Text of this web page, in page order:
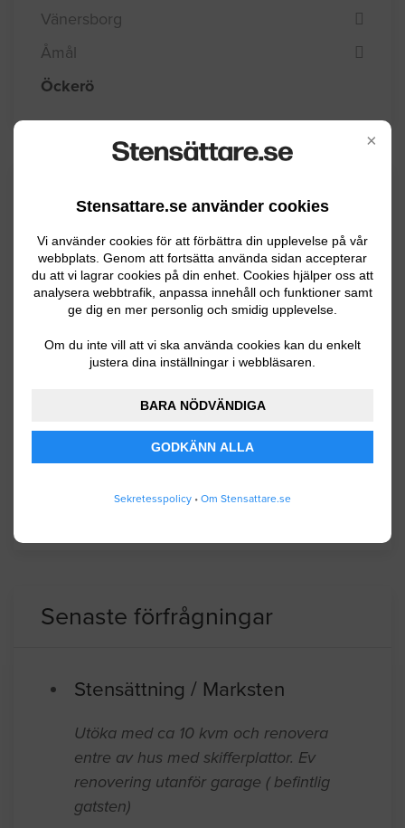
×
Stensattare.se använder cookies
Vi använder cookies för att förbättra din upplevelse på vår
webbplats. Genom att fortsätta använda sidan accepterar
du att vi lagrar cookies på din enhet. Cookies hjälper oss att
analysera webbtrafik, anpassa innehåll och funktioner samt
ge dig en mer personlig och smidig upplevelse.
Om du inte vill att vi ska använda cookies kan du enkelt
justera dina inställningar i webbläsaren.
BARA NÖDVÄNDIGA
GODKÄNN ALLA
Sekretesspolicy • Om Stensattare.se
Vänersborg
Åmål
Öckerö
Kommuninformation
Öckerö kommun ligger på västkusten i
Göteborgs norra skärgård. Det är en kommun
som består av totalt 10 bebodda öar och har
totalt ca 12200 invånare. Det krävs färja eller
båt för att nå kommunen. Lanskapet består till
till Göteborg gör att många pendlar ut men
det egna näringslivet domineras av marina
Senaste förfrågningar
Stensättning / Marksten
Utöka med ca 10 kvm och renovera
entre av hus med skifferplattor. Ev
renovering utanför garage ( befintlig
gatsten)